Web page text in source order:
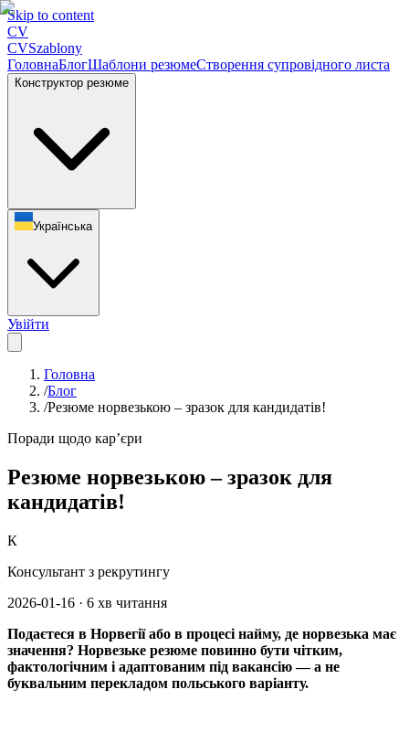
Skip to content
CV
CVSzablony
ГоловнаБлогШаблони резюмеСтворення супровідного листа
Конструктор резюме
Українська
Увійти
Головна
/Блог
/Резюме норвезькою – зразок для кандидатів!
Поради щодо кар’єри
Резюме норвезькою – зразок для
кандидатів!
К
Консультант з рекрутингу
2026-01-16 · 6 хв читання
Подаєтеся в Норвегії або в процесі найму, де норвезька має
значення? Норвезьке резюме повинно бути чітким,
фактологічним і адаптованим під вакансію — а не
буквальним перекладом польського варіанту.